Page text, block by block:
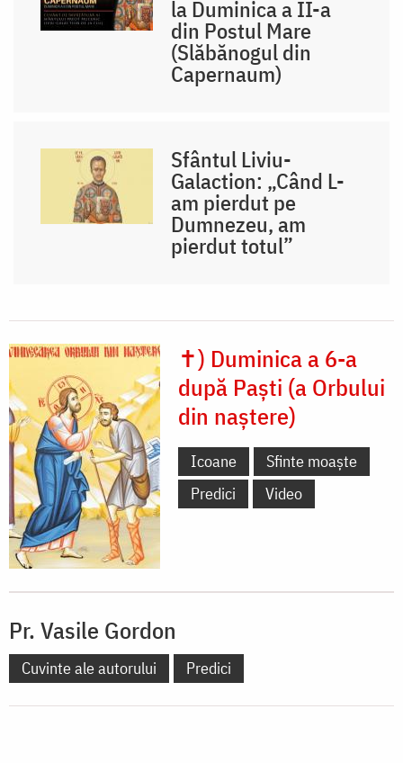
la Duminica a II-a
din Postul Mare
(Slăbănogul din
Capernaum)
Sfântul Liviu-
Galaction: „Când L-
am pierdut pe
Dumnezeu, am
pierdut totul”
✝) Duminica a 6-a
după Paști (a Orbului
din naștere)
Icoane
Sfinte moaște
Predici
Video
Pr. Vasile Gordon
Cuvinte ale autorului Predici